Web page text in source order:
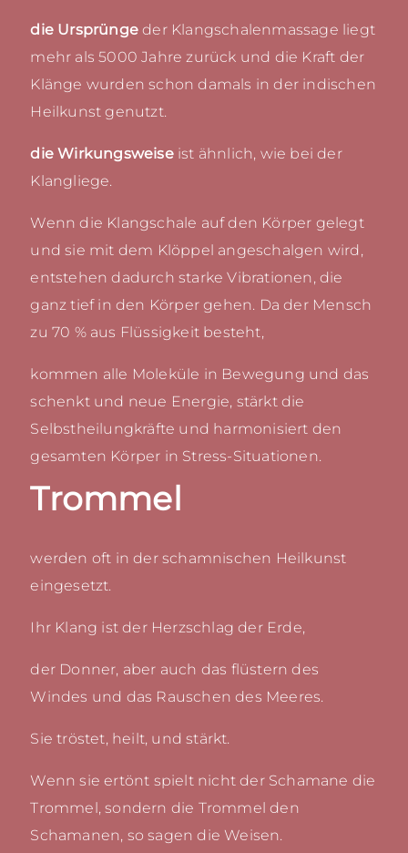
die Ursprünge der Klangschalenmassage liegt
mehr als 5000 Jahre zurück und die Kraft der
Klänge wurden schon damals in der indischen
Heilkunst genutzt.
die Wirkungsweiseist ähnlich, wie bei der
Klangliege.
Wenn die Klangschale auf den Körper gelegt
und sie mit dem Klöppel angeschalgen wird,
entstehen dadurch starke Vibrationen, die
ganz tief in den Körper gehen. Da der Mensch
zu 70 % aus Flüssigkeit besteht,
kommen alle Moleküle in Bewegung und das
schenkt und neue Energie, stärkt die
Selbstheilungkräfte und harmonisiert den
gesamten Körper in Stress-Situationen.
Trommel
werden oft in der schamnischen Heilkunst
eingesetzt.
Ihr Klang ist der Herzschlag der Erde,
der Donner, aber auch das flüstern des
Windes und das Rauschen des Meeres.
Sie tröstet, heilt, und stärkt.
Wenn sie ertönt spielt nicht der Schamane die
Trommel, sondern die Trommel den
Schamanen, so sagen die Weisen.